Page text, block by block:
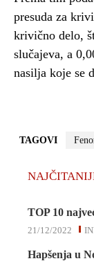
presuda za
krivično delo,
slučajeva, a
nasilja koje se
TAGOVI
TOP 10
21/12/2022
Hapšenja u